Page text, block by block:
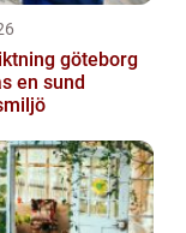
göteborg
en sund